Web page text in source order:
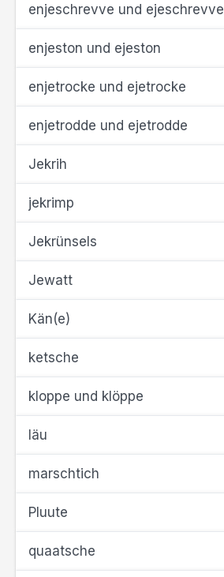
enjeschrevve und ejeschrevve
enjeston und ejeston
enjetrocke und ejetrocke
enjetrodde und ejetrodde
Jekrih
jekrimp
Jekrünsels
Jewatt
Kän(e)
ketsche
kloppe und klöppe
läu
marschtich
Pluute
quaatsche